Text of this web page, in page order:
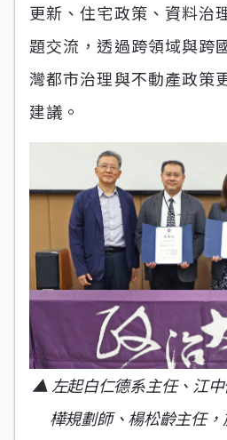
更新、住宅政策、資料治
題交流，透過跨領域與跨
灣都市治理與不動產政策
建議。
▲ 左起白仁德系主任、江
樺規劃師、楊松齡主任